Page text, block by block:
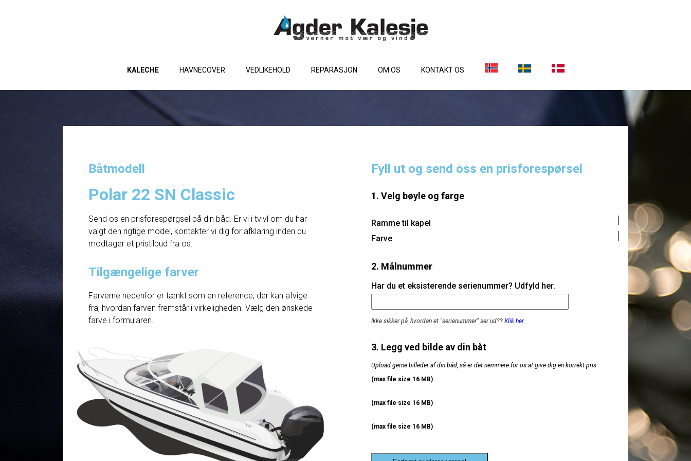
KALECHE HAVNECOVER VEDLIKEHOLD REPARASJON OM OS KONTAKT OS
Båtmodell
Polar 22 SN Classic
Send os en prisforespørgsel på din båd. Er vi i tvivl om du har
valgt den rigtige model, kontakter vi dig for afklaring inden du
modtager et pristilbud fra os.
Tilgængelige farver
Farverne nedenfor er tænkt som en reference, der kan afvige
fra, hvordan farven fremstår i virkeligheden. Vælg den ønskede
farve i formularen.
Fyll ut og send oss en prisforespørsel
1. Velg bøyle og farge
Ramme til kapel
Farve
2. Målnummer
Har du et eksisterende serienummer? Udfyld her.
Ikke sikker på, hvordan et "serienummer" ser ud?? Klik her
3. Legg ved bilde av din båt
Upload gerne billeder af din båd, så er det nemmere for os at give dig en korrekt pris
(max file size 16 MB)
(max file size 16 MB)
(max file size 16 MB)